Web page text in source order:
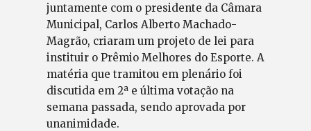
juntamente com o presidente da Câmara
Municipal, Carlos Alberto Machado-
Magrão, criaram um projeto de lei para
instituir o Prêmio Melhores do Esporte. A
matéria que tramitou em plenário foi
discutida em 2ª e última votação na
semana passada, sendo aprovada por
unanimidade.